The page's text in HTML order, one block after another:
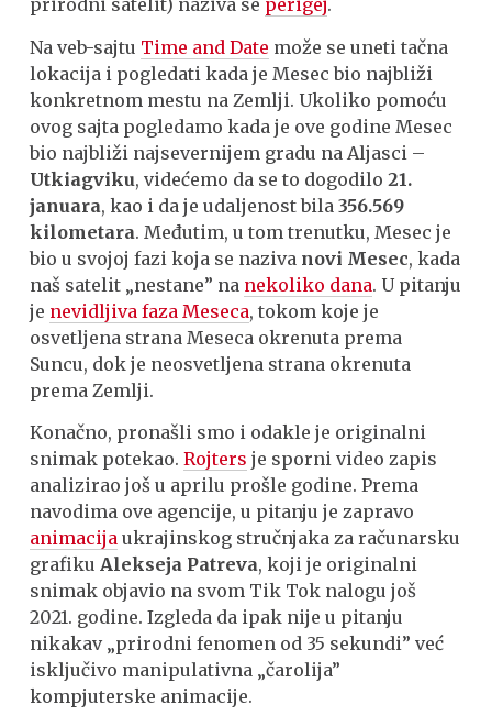
prirodni satelit) naziva se perigej.
Na veb-sajtu Time and Date može se uneti tačna
lokacija i pogledati kada je Mesec bio najbliži
konkretnom mestu na Zemlji. Ukoliko pomoću
ovog sajta pogledamo kada je ove godine Mesec
bio najbliži najsevernijem gradu na Aljasci –
Utkiagviku, videćemo da se to dogodilo21.
januara, kao i da je udaljenost bila356.569
kilometara. Međutim, u tom trenutku, Mesec je
bio u svojoj fazi koja se naziva novi Mesec, kada
naš satelit „nestane” na nekoliko dana. U pitanju
je nevidljiva faza Meseca, tokom koje je
osvetljena strana Meseca okrenuta prema
Suncu, dok je neosvetljena strana okrenuta
prema Zemlji.
Konačno, pronašli smo i odakle je originalni
snimak potekao.Rojters je sporni video zapis
analizirao još u aprilu prošle godine. Prema
navodima ove agencije, u pitanju je zapravo
animacija ukrajinskog stručnjaka za računarsku
grafikuAlekseja Patreva, koji je originalni
snimak objavio na svom Tik Tok nalogu još
2021. godine. Izgleda da ipak nije u pitanju
nikakav „prirodni fenomen od 35 sekundi” već
isključivo manipulativna „čarolija”
kompjuterske animacije.